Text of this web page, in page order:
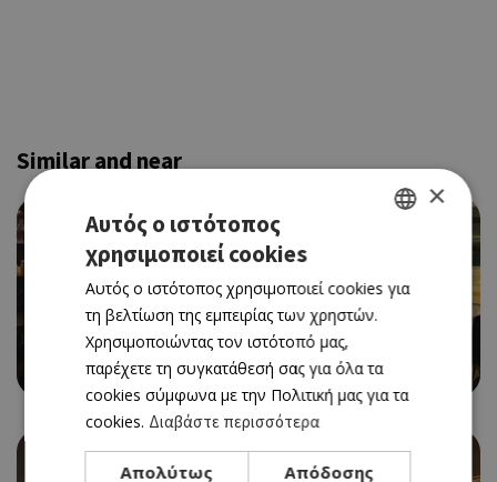
Similar and near
WINE BAR
IL BACARO
ENGLISH
×
Αυτός ο ιστότοπος
χρησιμοποιεί cookies
Αυτός ο ιστότοπος χρησιμοποιεί cookies για
τη βελτίωση της εμπειρίας των χρηστών.
Χρησιμοποιώντας τον ιστότοπό μας,
παρέχετε τη συγκατάθεσή σας για όλα τα
cookies σύμφωνα με την Πολιτική μας για τα
cookies. Διαβάστε περισσότερα
Απολύτως
Απόδοσης